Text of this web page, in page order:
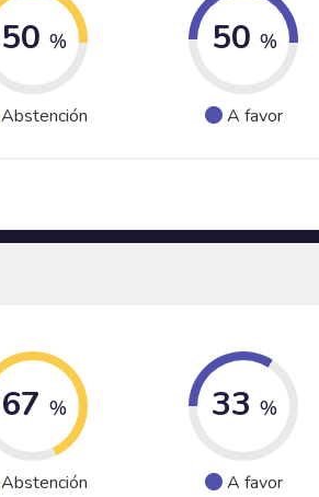
50 %
Abstención
50 %
A favor
67 %
Abstención
33 %
A favor